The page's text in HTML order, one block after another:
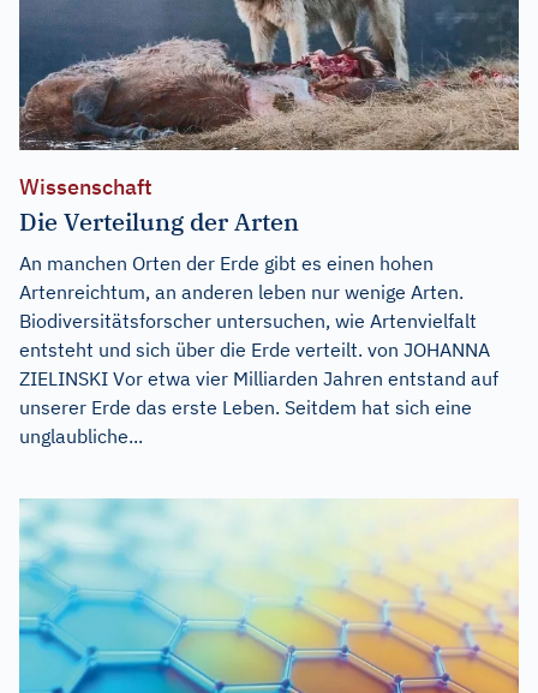
Wissenschaft
Die Verteilung der Arten
An manchen Orten der Erde gibt es einen hohen
Artenreichtum, an anderen leben nur wenige Arten.
Biodiversitätsforscher untersuchen, wie Artenvielfalt
entsteht und sich über die Erde verteilt. von JOHANNA
ZIELINSKI Vor etwa vier Milliarden Jahren entstand auf
unserer Erde das erste Leben. Seitdem hat sich eine
unglaubliche...